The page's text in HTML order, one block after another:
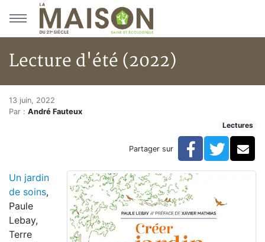
Aller au menu principal
Aller au contenu principal
Lecture d'été (2022)
Accueil
Articles
Développement personnel
Lecture d'été (2022)
13 juin, 2022
Par : André Fauteux
Lectures
Partager sur Facebook
Un jardin
de soins,
Paule
Lebay,
Terre